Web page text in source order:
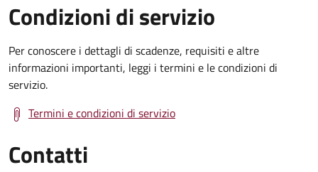
Condizioni di servizio
Per conoscere i dettagli di scadenze, requisiti e altre
informazioni importanti, leggi i termini e le condizioni di
servizio.
Termini e condizioni di servizio
Contatti